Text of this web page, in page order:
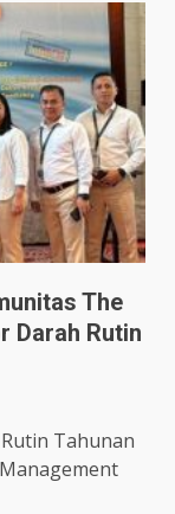
The
Darah Rutin
Tahunan